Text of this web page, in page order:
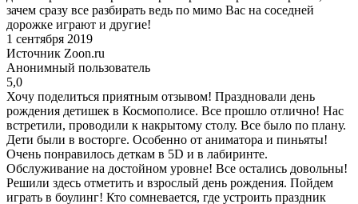
зачем сразу все разбирать ведь по мимо Вас на соседней
дорожке играют и другие!
1 сентября 2019
Источник Zoon.ru
Анонимный пользователь
5,0
Хочу поделиться приятным отзывом! Праздновали день
рождения детишек в Космополисе. Все прошло отлично! Нас
встретили, проводили к накрытому столу. Все было по плану.
Дети были в восторге. Особенно от аниматора и пиньяты!
Очень понравилось деткам в 5D и в лабиринте.
Обслуживание на достойном уровне! Все остались довольны!
Решили здесь отметить и взрослый день рождения. Пойдем
играть в боулинг! Кто сомневается, где устроить праздник